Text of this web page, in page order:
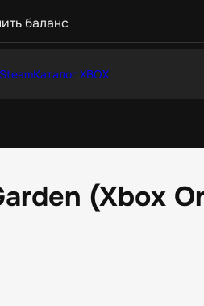
баланс
Каталог XBOX
(Xbox